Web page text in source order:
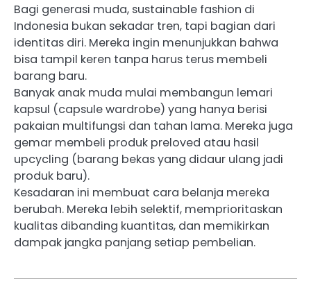
Bagi generasi muda, sustainable fashion di
Indonesia bukan sekadar tren, tapi bagian dari
identitas diri. Mereka ingin menunjukkan bahwa
bisa tampil keren tanpa harus terus membeli
barang baru.
Banyak anak muda mulai membangun lemari
kapsul (capsule wardrobe) yang hanya berisi
pakaian multifungsi dan tahan lama. Mereka juga
gemar membeli produk preloved atau hasil
upcycling (barang bekas yang didaur ulang jadi
produk baru).
Kesadaran ini membuat cara belanja mereka
berubah. Mereka lebih selektif, memprioritaskan
kualitas dibanding kuantitas, dan memikirkan
dampak jangka panjang setiap pembelian.